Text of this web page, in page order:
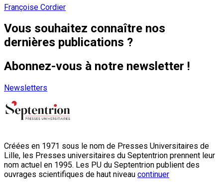
Françoise Cordier
Vous souhaitez connaître nos
dernières publications ?
Abonnez-vous à notre newsletter !
Newsletters
Créées en 1971 sous le nom de Presses Universitaires de
Lille, les Presses universitaires du Septentrion prennent leur
nom actuel en 1995. Les PU du Septentrion publient des
ouvrages scientifiques de haut niveau continuer